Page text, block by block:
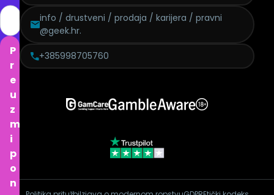
P
r
e
u
z
m
i
p
o
n
info / drustveni / prodaja / karijera / pravni
@geek.hr.
+385998705760